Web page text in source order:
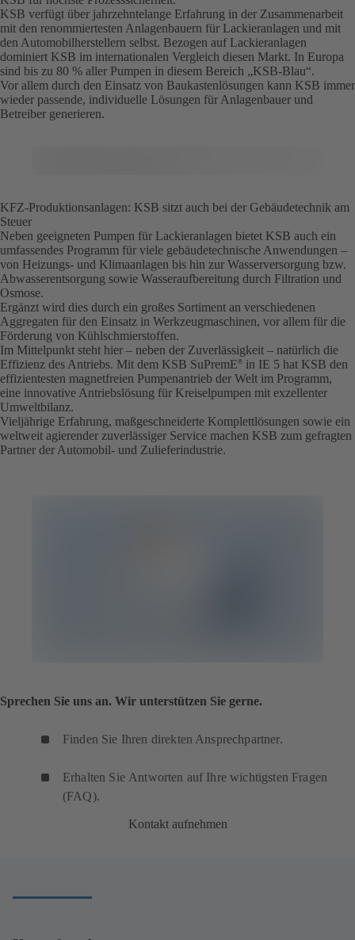
KSB verfügt über jahrzehntelange Erfahrung in der Zusammenarbeit
mit den renommiertesten Anlagenbauern für Lackieranlagen und mit
den Automobilherstellern selbst. Bezogen auf Lackieranlagen
dominiert KSB im internationalen Vergleich diesen Markt. In Europa
sind bis zu 80 % aller Pumpen in diesem Bereich „KSB-Blau“.
Vor allem durch den Einsatz von Baukastenlösungen kann KSB immer
wieder passende, individuelle Lösungen für Anlagenbauer und
Betreiber generieren.
KFZ-Produktionsanlagen: KSB sitzt auch bei der Gebäudetechnik am
Steuer
Neben geeigneten Pumpen für Lackieranlagen bietet KSB auch ein
umfassendes Programm für viele gebäudetechnische Anwendungen –
von Heizungs- und Klimaanlagen bis hin zur Wasserversorgung bzw.
Abwasserentsorgung sowie Wasseraufbereitung durch Filtration und
Osmose.
Ergänzt wird dies durch ein großes Sortiment an verschiedenen
Aggregaten für den Einsatz in Werkzeugmaschinen, vor allem für die
Förderung von Kühlschmierstoffen.
Im Mittelpunkt steht hier – neben der Zuverlässigkeit – natürlich die
Effizienz des Antriebs. Mit dem KSB SuPremE ®
in IE 5 hat KSB den
effizientesten magnetfreien Pumpenantrieb der Welt im Programm,
eine innovative Antriebslösung für Kreiselpumpen mit exzellenter
Umweltbilanz.
Vieljährige Erfahrung, maßgeschneiderte Komplettlösungen sowie ein
weltweit agierender zuverlässiger Service machen KSB zum gefragten
Partner der Automobil- und Zulieferindustrie.
Sprechen Sie uns an. Wir unterstützen Sie gerne.
Finden Sie Ihren direkten Ansprechpartner.
Erhalten Sie Antworten auf Ihre wichtigsten Fragen
(FAQ).
Kontakt aufnehmen